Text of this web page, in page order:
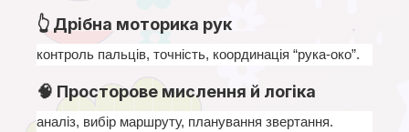
👆 Дрібна моторика рук
контроль пальців, точність, координація “рука-око”.
🧠 Просторове мислення й логіка
аналіз, вибір маршруту, планування звертання.